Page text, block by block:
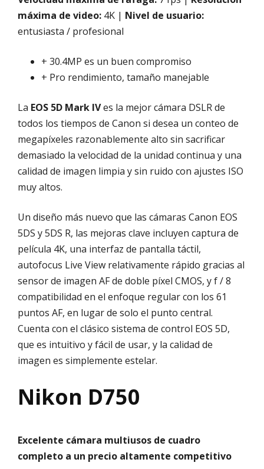
máxima de video: 4K | Nivel de usuario:
entusiasta / profesional
+ 30.4MP es un buen compromiso
+ Pro rendimiento, tamaño manejable
La EOS 5D Mark IVes la mejor cámara DSLR de
todos los tiempos de Canon si desea un conteo de
megapíxeles razonablemente alto sin sacrificar
demasiado la velocidad de la unidad continua y una
calidad de imagen limpia y sin ruido con ajustes ISO
muy altos.
Un diseño más nuevo que las cámaras Canon EOS
5DS y 5DS R, las mejoras clave incluyen captura de
película 4K, una interfaz de pantalla táctil,
autofocus Live View relativamente rápido gracias al
sensor de imagen AF de doble píxel CMOS, y f / 8
compatibilidad en el enfoque regular con los 61
puntos AF, en lugar de solo el punto central.
Cuenta con el clásico sistema de control EOS 5D,
que es intuitivo y fácil de usar, y la calidad de
imagen es simplemente estelar.
Nikon D750
Excelente cámara multiusos de cuadro
completo a un precio altamente competitivo